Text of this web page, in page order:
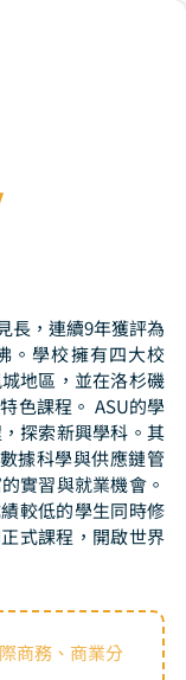
長，連續9年獲評為
。學校擁有四大校
地區，並在洛杉磯
色課程。 ASU的學
探索新興學科。其
據科學與供應鏈管
實習與就業機會。
較低的學生同時修
式課程，開啟世界
商務、商業分